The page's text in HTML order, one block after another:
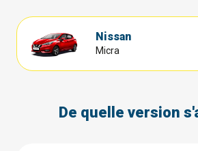
Nissan
Micra
De quelle version